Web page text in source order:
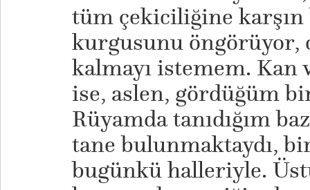
tüm çekiciliğine
kurgusunu öngörüyor,
kalmayı istemem. Kan
ise, aslen, gördüğüm
Rüyamda tanıdığım
tane bulunmaktaydı,
bugünkü halleriyle.